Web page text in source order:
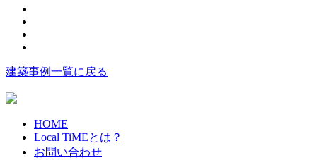
建築事例一覧に戻る
HOME
Local TiMEとは？
お問い合わせ